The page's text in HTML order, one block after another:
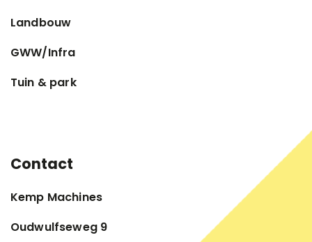
Landbouw
GWW/Infra
Tuin & park
Contact
Kemp Machines
Oudwulfseweg 9